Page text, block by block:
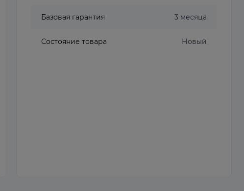
Базовая гарантия 3 месяца
Состояние товара Новый